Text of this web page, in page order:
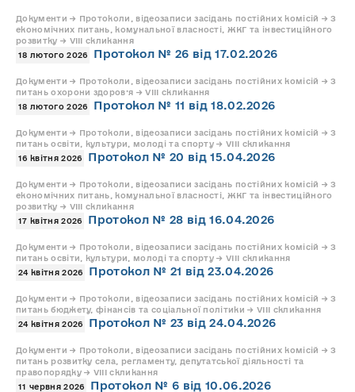
Документи → Протоколи, відеозаписи засідань постійних комісій → З
економічних питань, комунальної власності, ЖКГ та інвестиційного
розвитку → VIII скликання
18 лютого 2026
Протокол № 26 від 17.02.2026
Документи → Протоколи, відеозаписи засідань постійних комісій → З
питань охорони здоров’я → VIII скликання
18 лютого 2026
Протокол № 11 від 18.02.2026
Документи → Протоколи, відеозаписи засідань постійних комісій → З
питань освіти, культури, молоді та спорту → VIII скликання
16 квітня 2026
Протокол № 20 від 15.04.2026
Документи → Протоколи, відеозаписи засідань постійних комісій → З
економічних питань, комунальної власності, ЖКГ та інвестиційного
розвитку → VIII скликання
17 квітня 2026
Протокол № 28 від 16.04.2026
Документи → Протоколи, відеозаписи засідань постійних комісій → З
питань освіти, культури, молоді та спорту → VIII скликання
24 квітня 2026
Протокол № 21 від 23.04.2026
Документи → Протоколи, відеозаписи засідань постійних комісій → З
питань бюджету, фінансів та соціальної політики → VIII скликання
24 квітня 2026
Протокол № 23 від 24.04.2026
Документи → Протоколи, відеозаписи засідань постійних комісій → З
питань розвитку села, регламенту, депутатської діяльності та
правопорядку → VIII скликання
11 червня 2026
Протокол № 6 від 10.06.2026